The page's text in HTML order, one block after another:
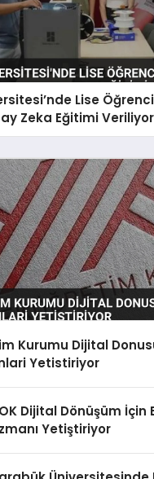
Lise
Zeka Eğitimi Veriliyor
Kurumu Dijital
Yetistiriyor
Dijital Dönüşüm İçin
Yetiştiriyor